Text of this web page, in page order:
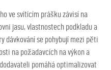
ve svítícím prášku závisí na
jasu, vlastnostech podkladu a
dávkování se pohybují mezi pěti
na požadavcích na výkon a
pomáhá optimalizovat